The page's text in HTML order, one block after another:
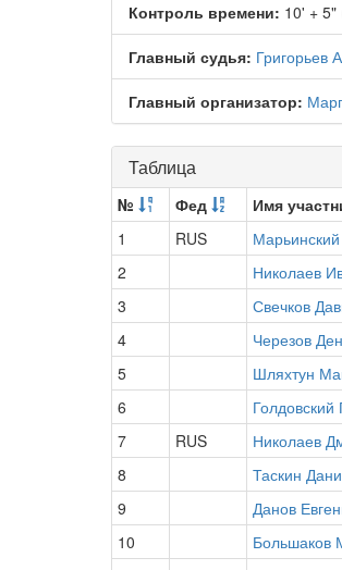
Контроль времени: 10' +
Главный судья: Григорьев
Главный организатор:
Таблица
№ Фед Имя
1
RUS
2
Николаев
3
Свечков
4
Черезов
5
Шляхтун
6
Голдовский
7
RUS Николаев
8
Таскин
9
Данов
10
Большаков